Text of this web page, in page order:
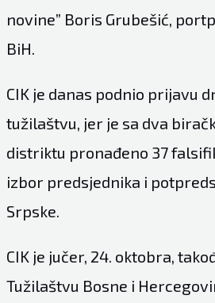
novine” Boris Grubešić,
BiH.
CIK je danas podnio prijavu
tužilaštvu, jer je sa dva
distriktu pronađeno 37
izbor predsjednika i
Srpske.
CIK je jučer, 24. oktobra,
Tužilaštvu Bosne i